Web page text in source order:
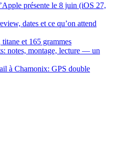
présente le 8 juin (iOS 27,
dates et ce qu’on attend
et 165 grammes
notes, montage, lecture — un
à Chamonix: GPS double